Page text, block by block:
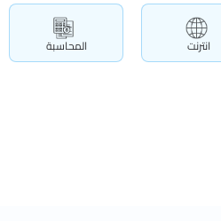
انترنت المحاسبة